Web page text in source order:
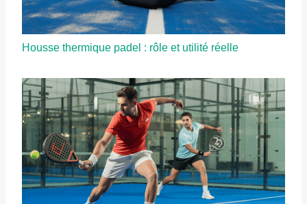
Housse thermique padel : rôle et utilité réelle